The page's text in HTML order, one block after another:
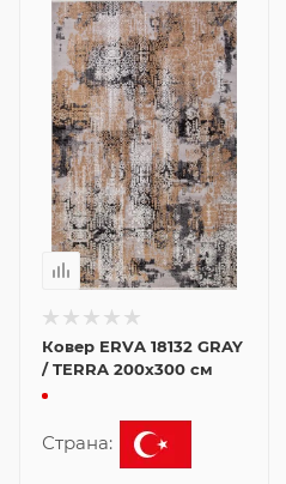
Ковер ERVA 18132 GRAY
/ TERRA 200x300 см
Страна: